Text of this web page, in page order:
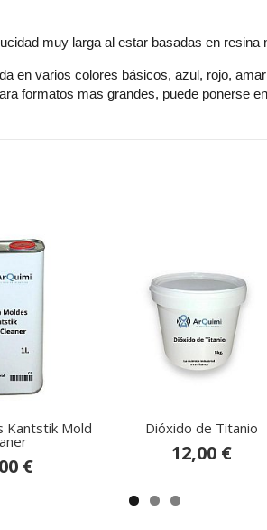
muy larga al estar basadas en resina
en varios colores básicos, azul, rojo,
formatos mas grandes, puede ponerse
Kantstik Mold
€
Dióxido de Titanio
12,00 €